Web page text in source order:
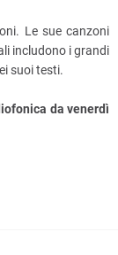
Le sue canzoni
includono i grandi
suoi testi.
da venerdì